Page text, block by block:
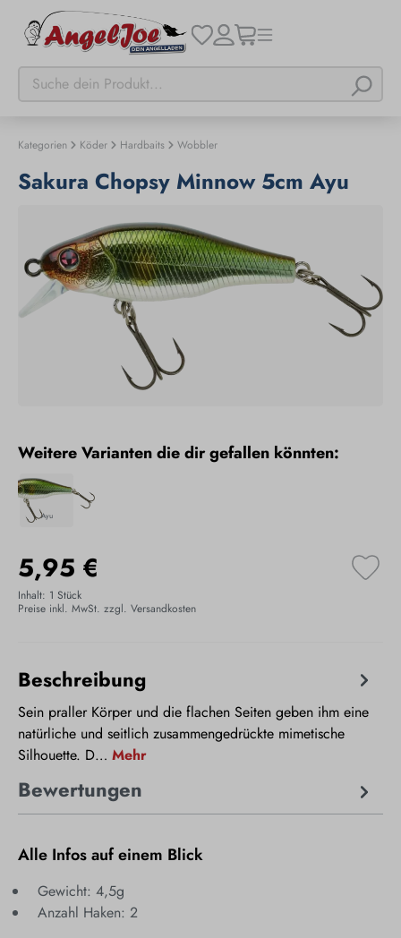
Kategorien Köder Hardbaits Wobbler
Sakura Chopsy Minnow 5cm Ayu
Weitere Varianten die dir gefallen könnten:
Ayu
5,95 €
Inhalt: 1 Stück
Preise inkl. MwSt. zzgl. Versandkosten
Beschreibung
Sein praller Körper und die flachen Seiten geben ihm eine
natürliche und seitlich zusammengedrückte mimetische
Silhouette. D… Mehr
Bewertungen
Alle Infos auf einem Blick
Gewicht: 4,5g
Anzahl Haken: 2